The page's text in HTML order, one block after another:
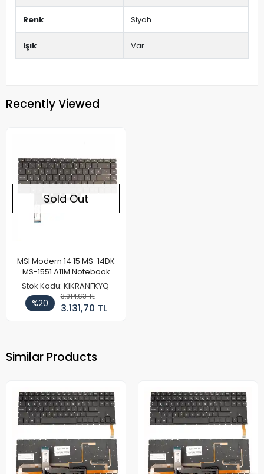
Renk Siyah
Işık Var
Recently Viewed
Sold Out
MSI Modern 14 15 MS-14DK
MS-1551 A11M Notebook
Klavye Işıklı
Stok Kodu: KIKRANFKYQ
%20
3.914,63 TL
3.131,70 TL
Similar Products